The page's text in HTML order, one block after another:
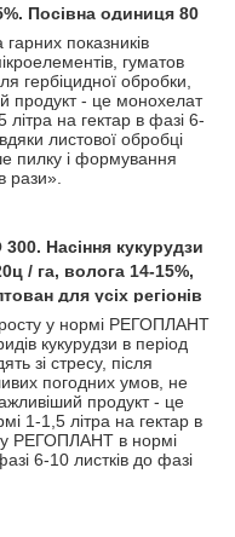
Посівна одиниця 80
показників
гуматов
гербіцидної обробки,
продукт - це монохелат
на гектар в фазі 6-
листової обробці
пилку і формування
рази».
Насіння кукурудзи
/ га, волога 14-15%,
для усіх регіонів
у нормі РЕГОПЛАНТ
кукурудзи в період
зі стресу, після
погодних умов, не
продукт - це
1-1,5 літра на гектар в
РЕГОПЛАНТ в нормі
6-10 листків до фазі